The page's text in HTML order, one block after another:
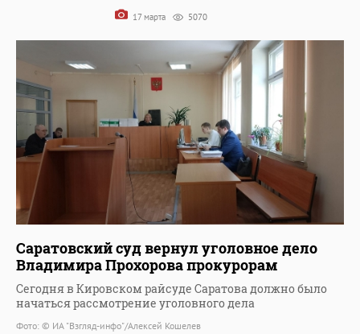
17 марта 5070
Саратовский суд вернул уголовное дело
Владимира Прохорова прокурорам
Сегодня в Кировском райсуде Саратова должно было
начаться рассмотрение уголовного дела
Фото: © ИА "Взгляд-инфо"/Алексей Кошелев